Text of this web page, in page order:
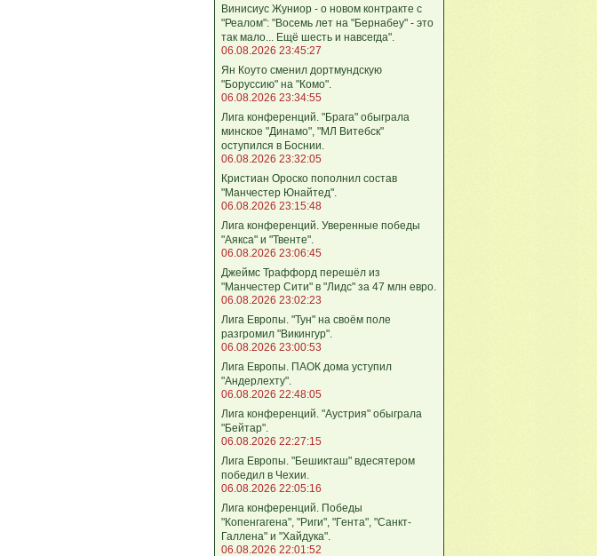
Винисиус Жуниор - о новом контракте с
"Реалом": "Восемь лет на "Бернабеу" - это
так мало... Ещё шесть и навсегда".
06.08.2026 23:45:27
Ян Коуто сменил дортмундскую
"Боруссию" на "Комо".
06.08.2026 23:34:55
Лига кoнференций. "Брага" обыграла
минское "Динамо", "МЛ Витебск"
оступился в Боснии.
06.08.2026 23:32:05
Кристиан Ороско пополнил состав
"Манчестер Юнайтед".
06.08.2026 23:15:48
Лига кoнференций. Уверенные победы
"Аякса" и "Твенте".
06.08.2026 23:06:45
Джеймс Траффорд перешёл из
"Манчестер Сити" в "Лидс" за 47 млн евро.
06.08.2026 23:02:23
Лига Европы. "Тун" на своём поле
разгромил "Викингур".
06.08.2026 23:00:53
Лига Европы. ПАОК дома уступил
"Андерлехту".
06.08.2026 22:48:05
Лига конференций. "Аустрия" обыграла
"Бейтар".
06.08.2026 22:27:15
Лига Европы. "Бешикташ" вдесятером
победил в Чехии.
06.08.2026 22:05:16
Лига конференций. Победы
"Копенгагена", "Риги", "Гента", "Санкт-
Галлена" и "Хайдука".
06.08.2026 22:01:52